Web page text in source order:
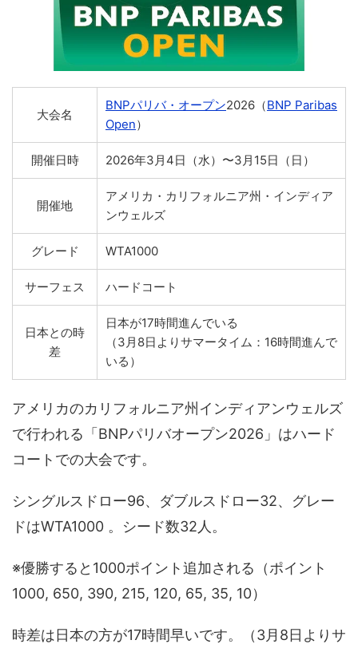
大会名
BNPパリバ・オープン2026（BNP Paribas
Open）
開催日時 2026年3月4日（水）〜3月15日（日）
開催地
アメリカ・カリフォルニア州・インディア
ンウェルズ
グレード WTA1000
サーフェス ハードコート
日本との時
差
日本が17時間進んでいる
（3月8日よりサマータイム：16時間進んで
いる）
アメリカのカリフォルニア州インディアンウェルズ
で行われる「BNPパリバオープン2026」はハード
コートでの大会です。
シングルスドロー96、ダブルスドロー32、グレー
ドはWTA1000 。シード数32人。
※優勝すると1000ポイント追加される（ポイント
1000, 650, 390, 215, 120, 65, 35, 10）
時差は日本の方が17時間早いです。（3月8日よりサ